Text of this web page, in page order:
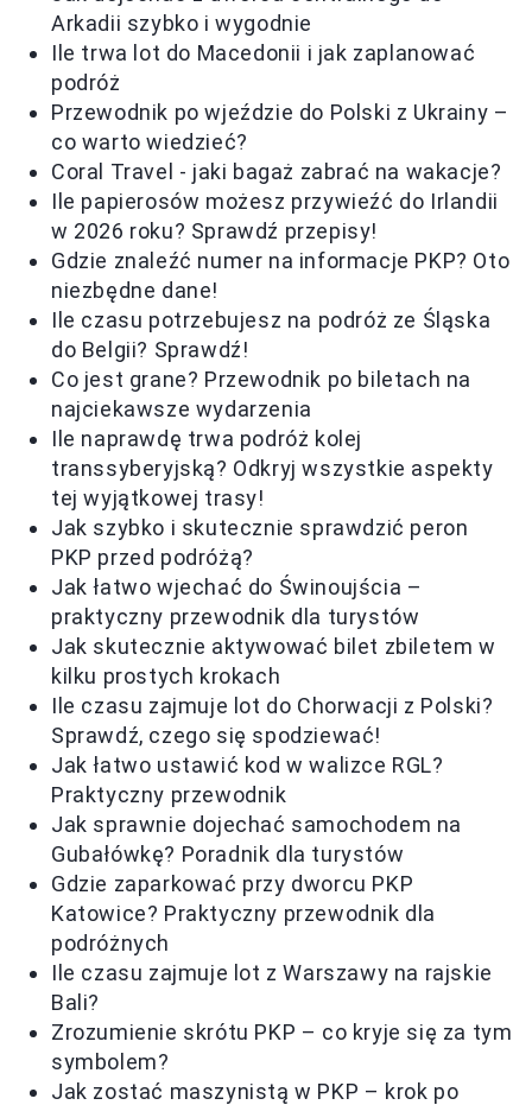
Arkadii szybko i wygodnie
Ile trwa lot do Macedonii i jak zaplanować
podróż
Przewodnik po wjeździe do Polski z Ukrainy –
co warto wiedzieć?
Coral Travel - jaki bagaż zabrać na wakacje?
Ile papierosów możesz przywieźć do Irlandii
w 2026 roku? Sprawdź przepisy!
Gdzie znaleźć numer na informacje PKP? Oto
niezbędne dane!
Ile czasu potrzebujesz na podróż ze Śląska
do Belgii? Sprawdź!
Co jest grane? Przewodnik po biletach na
najciekawsze wydarzenia
Ile naprawdę trwa podróż kolej
transsyberyjską? Odkryj wszystkie aspekty
tej wyjątkowej trasy!
Jak szybko i skutecznie sprawdzić peron
PKP przed podróżą?
Jak łatwo wjechać do Świnoujścia –
praktyczny przewodnik dla turystów
Jak skutecznie aktywować bilet zbiletem w
kilku prostych krokach
Ile czasu zajmuje lot do Chorwacji z Polski?
Sprawdź, czego się spodziewać!
Jak łatwo ustawić kod w walizce RGL?
Praktyczny przewodnik
Jak sprawnie dojechać samochodem na
Gubałówkę? Poradnik dla turystów
Gdzie zaparkować przy dworcu PKP
Katowice? Praktyczny przewodnik dla
podróżnych
Ile czasu zajmuje lot z Warszawy na rajskie
Bali?
Zrozumienie skrótu PKP – co kryje się za tym
symbolem?
Jak zostać maszynistą w PKP – krok po